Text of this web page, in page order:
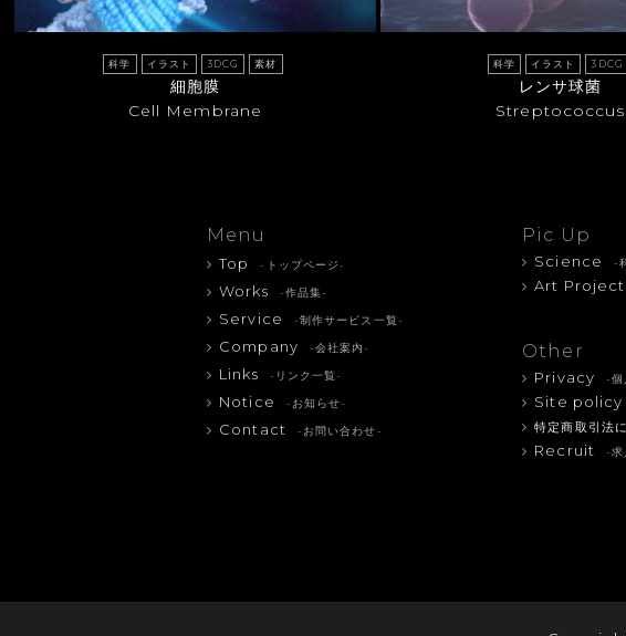
科学 イラスト 3DCG 素材
細胞膜
Cell Membrane
科学 イラスト 3DCG
レンサ球菌
Streptococcus
Menu
Top -トップページ-
Works -作品集-
Service -制作サービス一覧-
Company -会社案内-
Links -リンク一覧-
Notice -お知らせ-
Contact -お問い合わせ-
Pic Up
Science -
Art Project
Other
Privacy -個
Site policy
特定商取引法
Recruit -求